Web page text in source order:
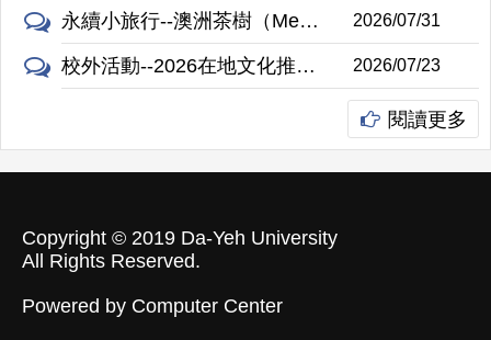
永續小旅行--澳洲茶樹（Melaleuca alternifolia） 2026/07/31
校外活動--2026在地文化推廣與課程活動永續SIG跨校交流活動 2026/07/23
閱讀更多
Copyright © 2019 Da-Yeh University
All Rights Reserved.
Powered by Computer Center